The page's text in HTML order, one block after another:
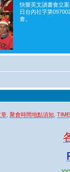
快樂英文讀書會立
日台內社字第
會。
章 聚會時間地點須知